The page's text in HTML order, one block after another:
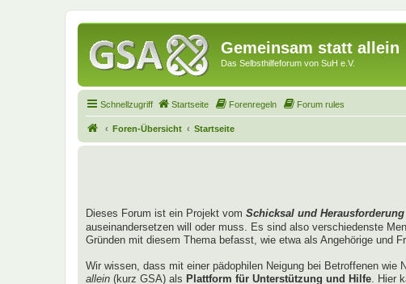
Gemeinsam statt allein
Das Selbsthilfeforum von SuH e.V.
Schnellzugriff Startseite Forenregeln Forum rules
Foren-Übersicht Startseite
Dieses Forum ist ein Projekt vom Schicksal und Herausforderung
auseinandersetzen will oder muss. Es sind also verschiedenste
Gründen mit diesem Thema befasst, wie etwa als Angehörige und
Wir wissen, dass mit einer pädophilen Neigung bei Betroffenen
allein (kurz GSA) als Plattform für Unterstützung und Hilfe . Hier